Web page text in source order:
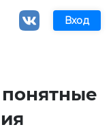
Вход